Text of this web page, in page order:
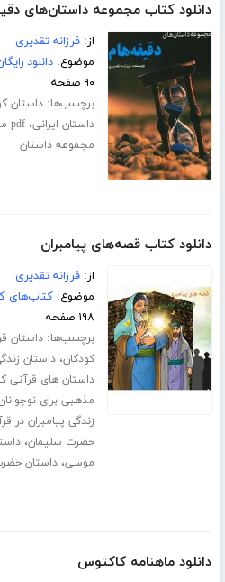
دانلود کتاب مجموعه داستان‌های
از:فرزانه تقدیری
موضوع:دانلود
۹۰ صفحه
برچسب‌ها:داستان
داستان ایرانی،pdf مجموعه داستان
مجموعه داستان
دانلود کتاب قصه‌های پیامبران
از:فرزانه تقدیری
موضوع:کتاب‌های
۱۹۸ صفحه
برچسب‌ها:داستان
کودکان،داستان
داستان های قرآنی
مذهبی برای
زندگی پیامبران در
حضرت سلیمان،
موسی،داستان
دانلود ماهنامه کاکتوس